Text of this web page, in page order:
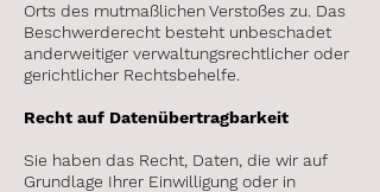
Orts des mutmaßlichen Verstoßes zu. Das
Beschwerderecht besteht unbeschadet
anderweitiger verwaltungsrechtlicher oder
gerichtlicher Rechtsbehelfe.
Recht auf Datenübertragbarkeit
Sie haben das Recht, Daten, die wir auf
Grundlage Ihrer Einwilligung oder in